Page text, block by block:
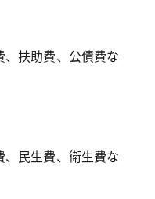
扶助費、公債費な
民生費、衛生費な